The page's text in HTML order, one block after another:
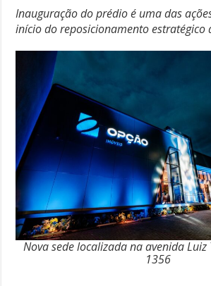
Inauguração do prédio é uma das
início do reposicionamento estratégico
Nova sede localizada na avenida Luiz
1356